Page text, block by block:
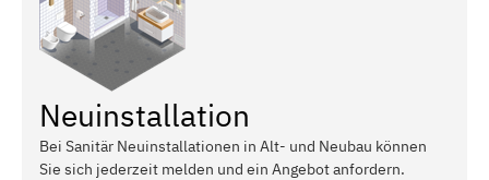
Neuinstallation
Bei Sanitär Neuinstallationen in Alt- und Neubau können
Sie sich jederzeit melden und ein Angebot anfordern.